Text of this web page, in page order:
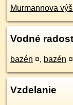
Murmannova
Vodné
bazén ¤, bazén ¤
Vzdelanie